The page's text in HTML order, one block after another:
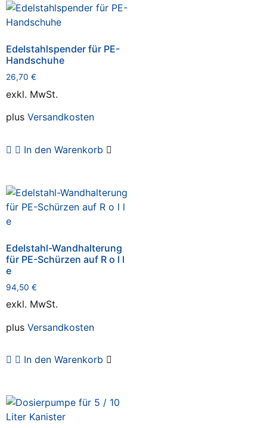
Edelstahlspender für PE-
Handschuhe
26,70 €
exkl. MwSt.
plus Versandkosten
In den Warenkorb
Edelstahl-Wandhalterung
für PE-Schürzen auf R o l l
e
94,50 €
exkl. MwSt.
plus Versandkosten
In den Warenkorb